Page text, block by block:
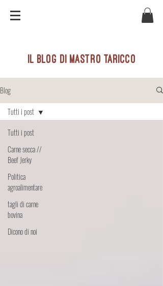
il blog di mastro taricco
Blog
Tutti i post
Carne secca //
Beef Jerky
Politica
agroalimentare
tagli di carne
bovina
Dicono di noi
Tutti i post